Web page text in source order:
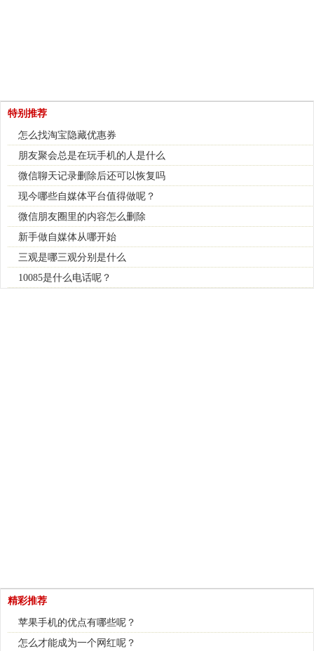
特别推荐
怎么找淘宝隐藏优惠券
朋友聚会总是在玩手机的人是什么
微信聊天记录删除后还可以恢复吗
现今哪些自媒体平台值得做呢？
微信朋友圈里的内容怎么删除
新手做自媒体从哪开始
三观是哪三观分别是什么
10085是什么电话呢？
精彩推荐
苹果手机的优点有哪些呢？
怎么才能成为一个网红呢？